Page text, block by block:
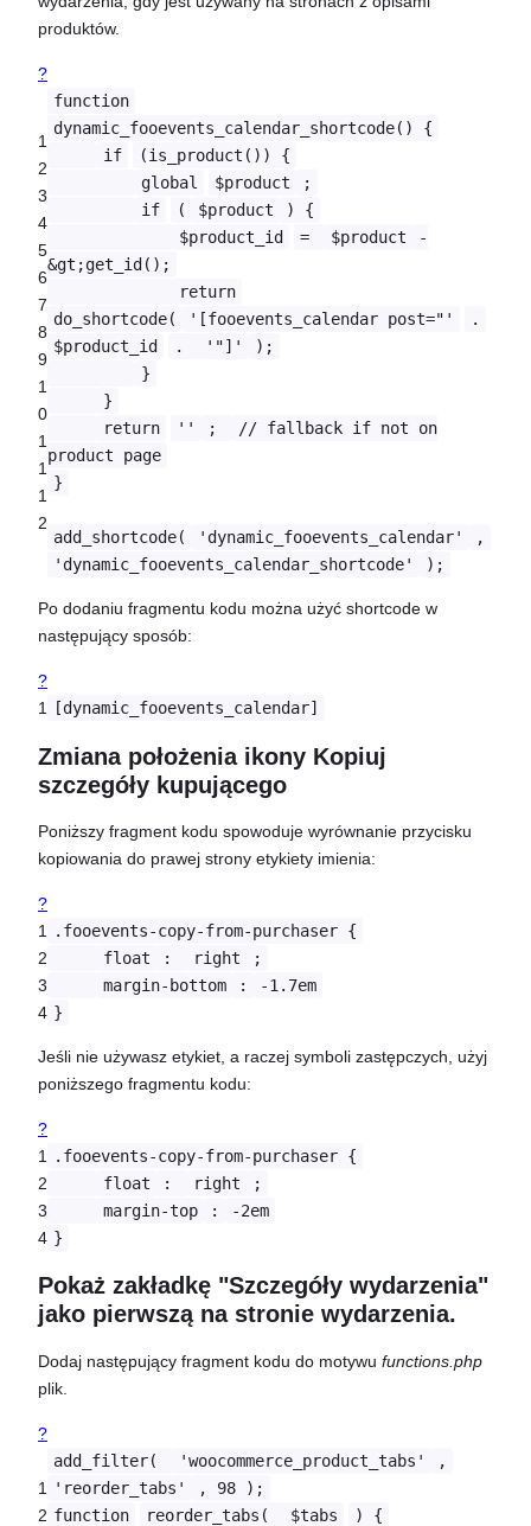
produktów.
?
1
2
3
4
5
6
7
8
9
1
0
1
1
1
2
function
dynamic_fooevents_calendar_shortcode() {
if
(is_product()) {
global
$product
;
if
( $product
) {
$product_id
= $product
-
&gt;get_id();
return
do_shortcode(
'[fooevents_calendar post="'
.
$product_id
. '"]'
);
}
}
return
'' ;
// fallback if not on
product page
}
add_shortcode( 'dynamic_fooevents_calendar'
,
'dynamic_fooevents_calendar_shortcode'
);
Po dodaniu fragmentu kodu można użyć shortcode w
następujący sposób:
?
1
[dynamic_fooevents_calendar]
Zmiana położenia ikony Kopiuj
szczegóły kupującego
Poniższy fragment kodu spowoduje wyrównanie przycisku
kopiowania do prawej strony etykiety imienia:
?
1
2
3
4
.fooevents-copy-from-purchaser {
float
: right
;
margin-bottom
:
-1.7em
}
Jeśli nie używasz etykiet, a raczej symboli zastępczych, użyj
poniższego fragmentu kodu:
?
1
2
3
4
.fooevents-copy-from-purchaser {
float
: right
;
margin-top
:
-2em
}
Pokaż zakładkę "Szczegóły wydarzenia"
jako pierwszą na stronie wydarzenia.
Dodaj następujący fragment kodu do motywu functions.php
plik.
?
1
2
add_filter( 'woocommerce_product_tabs'
,
'reorder_tabs'
, 98 );
function
reorder_tabs( $tabs ) {